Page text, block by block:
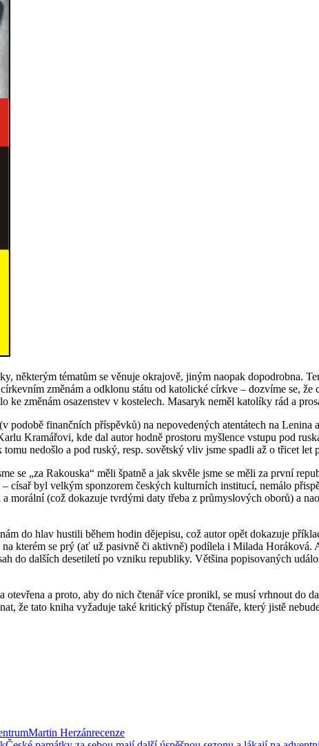
některým tématům se věnuje okrajově, jiným naopak dopodrobna.
změnám a odklonu státu od katolické církve – dozvíme se,
změnám osazenstev v kostelech. Masaryk neměl katolíky rád a
podobě finančních příspěvků) na nepovedených atentátech na
Kramářovi, kde dal autor hodně prostoru myšlence vstupu pod
nedošlo a pod ruský, resp. sovětský vliv jsme spadli až o třicet let
se „za Rakouska“ měli špatně a jak skvěle jsme se měli za první
císař byl velkým sponzorem českých kulturních institucí, nemálo
morální (což dokazuje tvrdými daty třeba z průmyslových oborů) a
do hlav hustili během hodin dějepisu, což autor opět dokazuje
na kterém se prý (ať už pasivně či aktivně) podílela i Milada
do dalších desetiletí po vzniku republiky. Většina popisovaných
otevřena a proto, aby do nich čtenář více pronikl, se musí vrhnout do
že tato kniha vyžaduje také kritický přístup čtenáře, který jistě
Martin Herzánrecenze